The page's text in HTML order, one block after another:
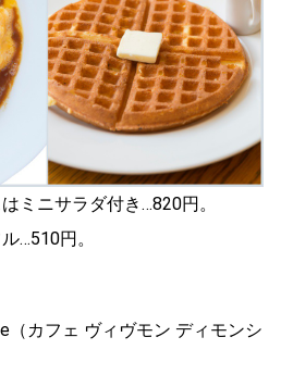
ミニサラダ付き…820円。
…510円。
（カフェ ヴィヴモン ディモンシ